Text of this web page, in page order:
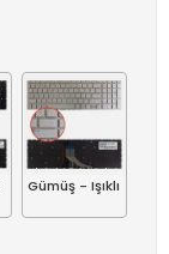
Gümüş - Işıklı